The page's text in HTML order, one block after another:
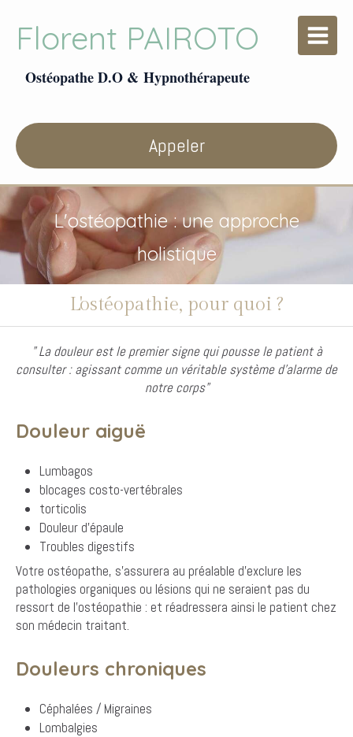
Florent PAIROTO
Ostéopathe D.O & Hypnothérapeute
Appeler
L'ostéopathie : une approche
holistique
L'ostéopathie, pour quoi ?
" La douleur est le premier signe qui pousse le patient à
consulter : agissant comme un véritable système d'alarme de
notre corps"
Douleur aiguë
Lumbagos
blocages costo-vertébrales
torticolis
Douleur d'épaule
Troubles digestifs
Votre ostéopathe, s'assurera au préalable d'exclure les
pathologies organiques ou lésions qui ne seraient pas du
ressort de l'ostéopathie : et réadressera ainsi le patient chez
son médecin traitant.
Douleurs chroniques
Céphalées / Migraines
Lombalgies